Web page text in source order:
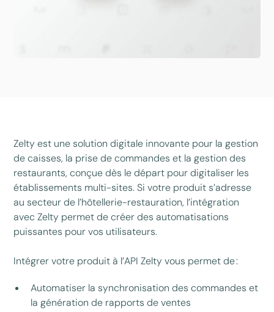
Zelty est une solution digitale innovante pour la gestion
de caisses, la prise de commandes et la gestion des
restaurants, conçue dès le départ pour digitaliser les
établissements multi-sites. Si votre produit s’adresse
au secteur de l’hôtellerie-restauration, l’intégration
avec Zelty permet de créer des automatisations
puissantes pour vos utilisateurs.
Intégrer votre produit à l’API Zelty vous permet de :
Automatiser la synchronisation des commandes et
la génération de rapports de ventes